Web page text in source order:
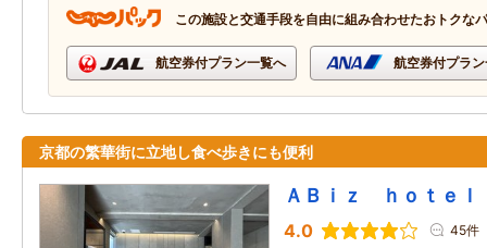
この施設と交通手段を自由に組み合わせたおトクな
航空券付プラン一覧へ 航空券付プラ
京都の繁華街に立地し食べ歩きにも便利
ＡＢｉｚ ｈｏｔｅｌ
4.0 45件